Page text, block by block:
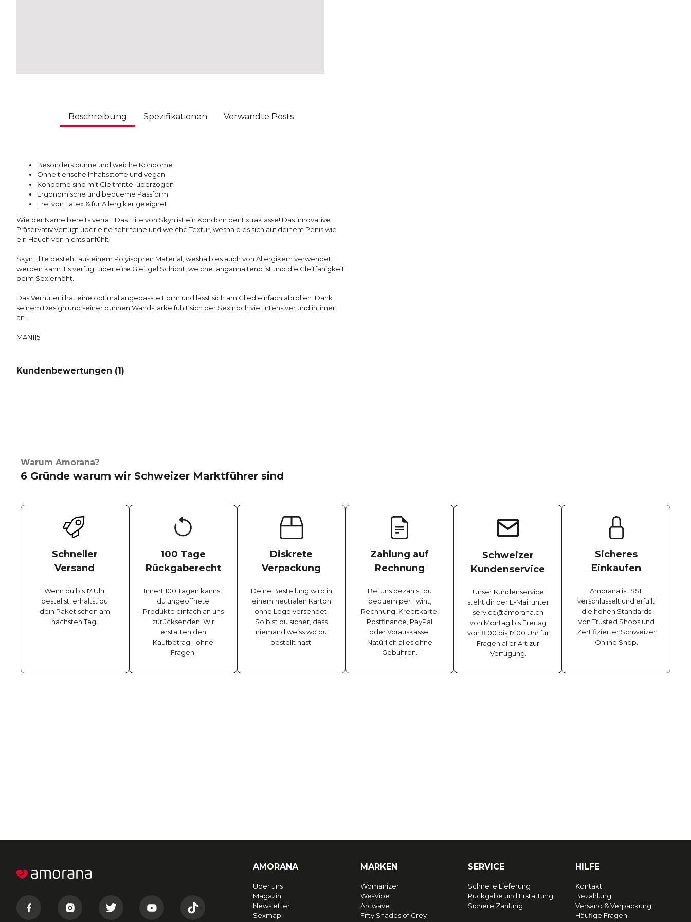
Beschreibung Spezifikationen Verwandte Posts
Besonders dünne und weiche Kondome
Ohne tierische Inhaltsstoffe und vegan
Kondome sind mit Gleitmittel überzogen
Ergonomische und bequeme Passform
Frei von Latex & für Allergiker geeignet
Wie der Name bereits verrät: Das Elite von Skyn ist ein Kondom der Extraklasse! Das innovative
Präservativ verfügt über eine sehr feine und weiche Textur, weshalb es sich auf deinem Penis wie
ein Hauch von nichts anfühlt.
Skyn Elite besteht aus einem Polyisopren Material, weshalb es auch von Allergikern verwendet
werden kann. Es verfügt über eine Gleitgel Schicht, welche langanhaltend ist und die Gleitfähigkeit
beim Sex erhöht.
Das Verhüterli hat eine optimal angepasste Form und lässt sich am Glied einfach abrollen. Dank
seinem Design und seiner dünnen Wandstärke fühlt sich der Sex noch viel intensiver und intimer
an.
MAN115
Kundenbewertungen (1)
Warum Amorana?
6 Gründe warum wir Schweizer Marktführer sind
Schneller
Versand
Wenn du bis 17 Uhr
bestellst, erhältst du
dein Paket schon am
nächsten Tag.
100 Tage
Rückgaberecht
Innert 100 Tagen kannst
du ungeöffnete
Produkte einfach an uns
zurücksenden. Wir
erstatten den
Kaufbetrag - ohne
Fragen.
Diskrete
Verpackung
Deine Bestellung wird in
einem neutralen Karton
ohne Logo versendet.
So bist du sicher, dass
niemand weiss wo du
bestellt hast.
Zahlung auf
Rechnung
Bei uns bezahlst du
bequem per Twint,
Rechnung, Kreditkarte,
Postfinance, PayPal
oder Vorauskasse.
Natürlich alles ohne
Gebühren.
Schweizer
Kundenservice
Unser Kundenservice
steht dir per E-Mail unter
service@amorana.ch
von Montag bis Freitag
von 8:00 bis 17:00 Uhr für
Fragen aller Art zur
Verfügung.
Sicheres
Einkaufen
Amorana ist SSL
verschlüsselt und erfüllt
die hohen Standards
von Trusted Shops und
Zertifizierter Schweizer
Online Shop.
AMORANA
Über uns
Magazin
Newsletter
Sexmap
MARKEN
Womanizer
We-Vibe
Arcwave
Fifty Shades of Grey
SERVICE
Schnelle Lieferung
Rückgabe und Erstattung
Sichere Zahlung
HILFE
Kontakt
Bezahlung
Versand & Verpackung
Häufige Fragen